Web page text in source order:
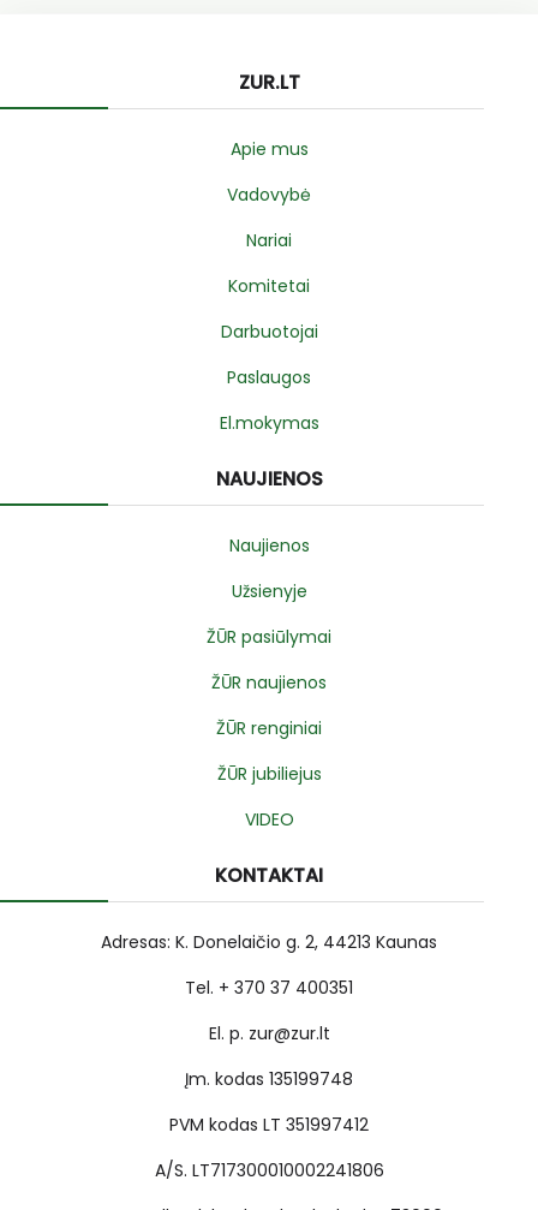
ZUR.LT
Apie mus
Vadovybė
Nariai
Komitetai
Darbuotojai
Paslaugos
El.mokymas
NAUJIENOS
Naujienos
Užsienyje
ŽŪR pasiūlymai
ŽŪR naujienos
ŽŪR renginiai
ŽŪR jubiliejus
VIDEO
KONTAKTAI
Adresas: K. Donelaičio g. 2, 44213 Kaunas
Tel. + 370 37 400351
El. p. zur@zur.lt
Įm. kodas 135199748
PVM kodas LT 351997412
A/S. LT717300010002241806